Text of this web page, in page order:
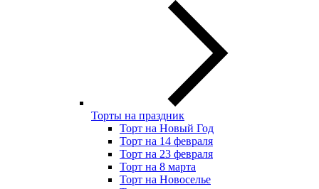
Торты на праздник
Торт на Новый Год
Торт на 14 февраля
Торт на 23 февраля
Торт на 8 марта
Торт на Новоселье